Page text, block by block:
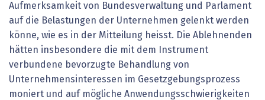
Aufmerksamkeit von Bundesverwaltung und Parlament
auf die Belastungen der Unternehmen gelenkt werden
könne, wie es in der Mitteilung heisst. Die Ablehnenden
hätten insbesondere die mit dem Instrument
verbundene bevorzugte Behandlung von
Unternehmensinteressen im Gesetzgebungsprozess
moniert und auf mögliche Anwendungsschwierigkeiten